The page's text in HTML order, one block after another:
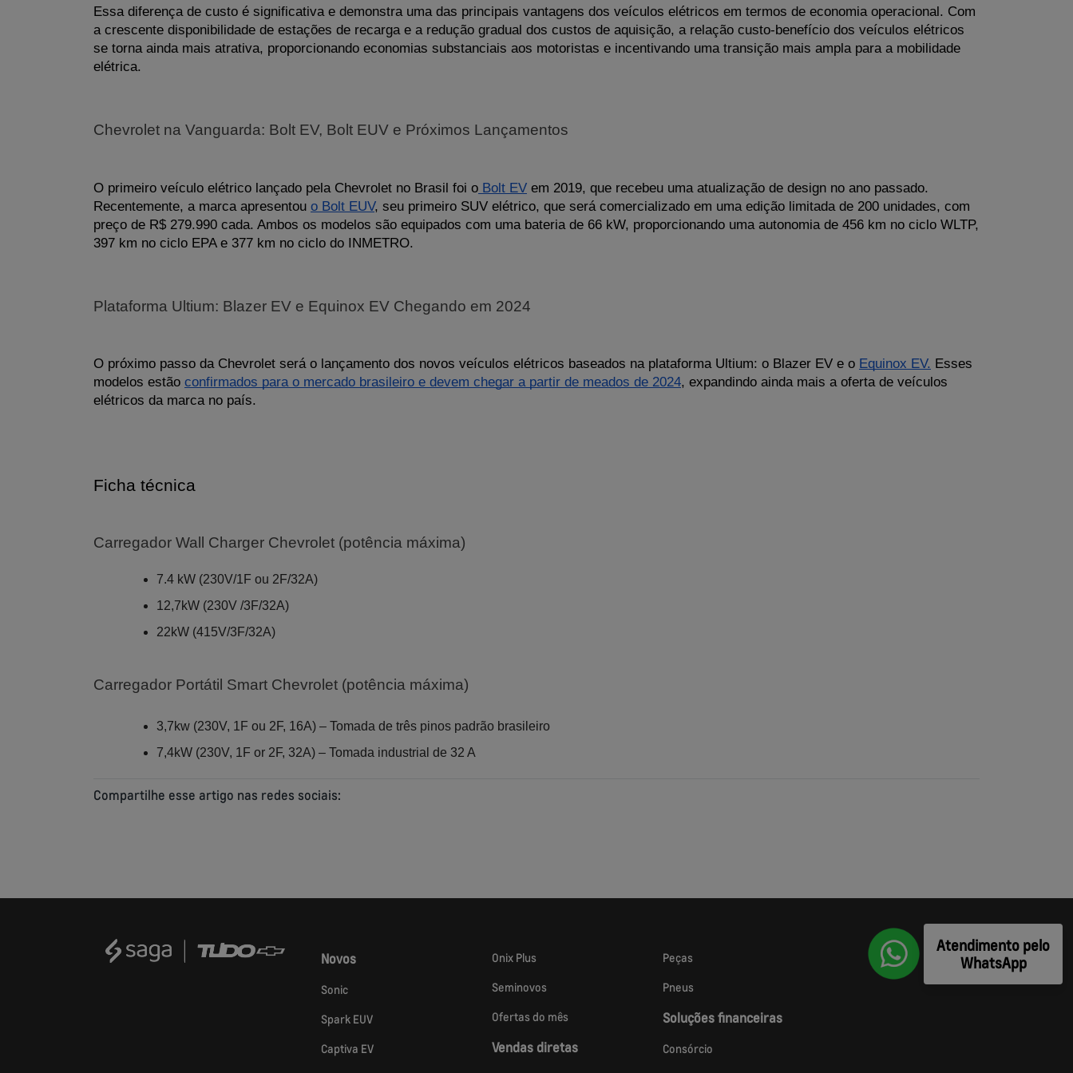
Essa diferença de custo é significativa e demonstra uma das principais vantagens dos veículos elétricos em termos de economia operacional. Com
a crescente disponibilidade de estações de recarga e a redução gradual dos custos de aquisição, a relação custo-benefício dos veículos elétricos
se torna ainda mais atrativa, proporcionando economias substanciais aos motoristas e incentivando uma transição mais ampla para a mobilidade
elétrica.
Chevrolet na Vanguarda: Bolt EV, Bolt EUV e Próximos Lançamentos
O primeiro veículo elétrico lançado pela Chevrolet no Brasil foi o Bolt EV em 2019, que recebeu uma atualização de design no ano passado.
Recentemente, a marca apresentou o Bolt EUV, seu primeiro SUV elétrico, que será comercializado em uma edição limitada de 200 unidades, com
preço de R$ 279.990 cada. Ambos os modelos são equipados com uma bateria de 66 kW, proporcionando uma autonomia de 456 km no ciclo WLTP,
397 km no ciclo EPA e 377 km no ciclo do INMETRO.
Plataforma Ultium: Blazer EV e Equinox EV Chegando em 2024
O próximo passo da Chevrolet será o lançamento dos novos veículos elétricos baseados na plataforma Ultium: o Blazer EV e o Equinox EV. Esses
modelos estão confirmados para o mercado brasileiro e devem chegar a partir de meados de 2024, expandindo ainda mais a oferta de veículos
elétricos da marca no país.
Ficha técnica
Carregador Wall Charger Chevrolet (potência máxima)
7.4 kW (230V/1F ou 2F/32A)​
12,7kW (230V /3F/32A)​
22kW (415V/3F/32A)​
Carregador Portátil Smart Chevrolet (potência máxima)
3,7kw (230V, 1F ou 2F, 16A) – Tomada de três pinos padrão brasileiro
7,4kW (230V, 1F or 2F, 32A) – Tomada industrial de 32 A
Compartilhe esse artigo nas redes sociais:
Novos
Sonic
Spark EUV
Captiva EV
Onix Plus
Seminovos
Ofertas do mês
Vendas diretas
Peças
Pneus
Soluções financeiras
Consórcio
Atendimento pelo
WhatsApp